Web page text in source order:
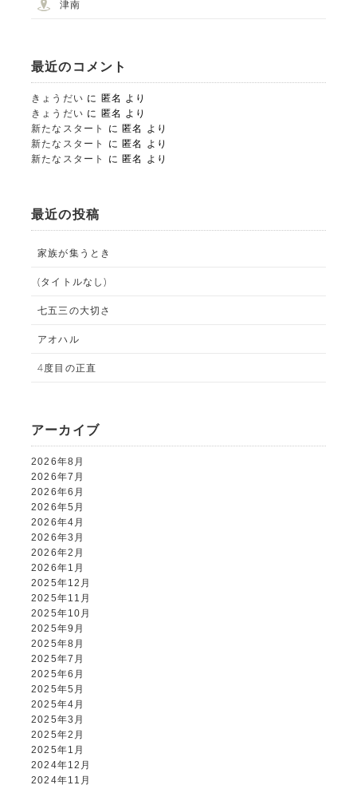
STUDIO事業部
tel.025-752-3127
津南
最近のコメント
きょうだい に 匿名 より
きょうだい に 匿名 より
新たなスタート
に 匿名
より
新たなスタート
に 匿名
より
新たなスタート
に 匿名 より
最近の投稿
家族が集うとき
(タイトルなし)
七五三の大切さ
アオハル
4度目の正直
アーカイブ
2026年8月
2026年7月
2026年6月
2026年5月
2026年4月
2026年3月
2026年2月
2026年1月
2025年12月
2025年11月
2025年10月
2025年9月
2025年8月
2025年7月
2025年6月
2025年5月
2025年4月
2025年3月
2025年2月
2025年1月
2024年12月
2024年11月